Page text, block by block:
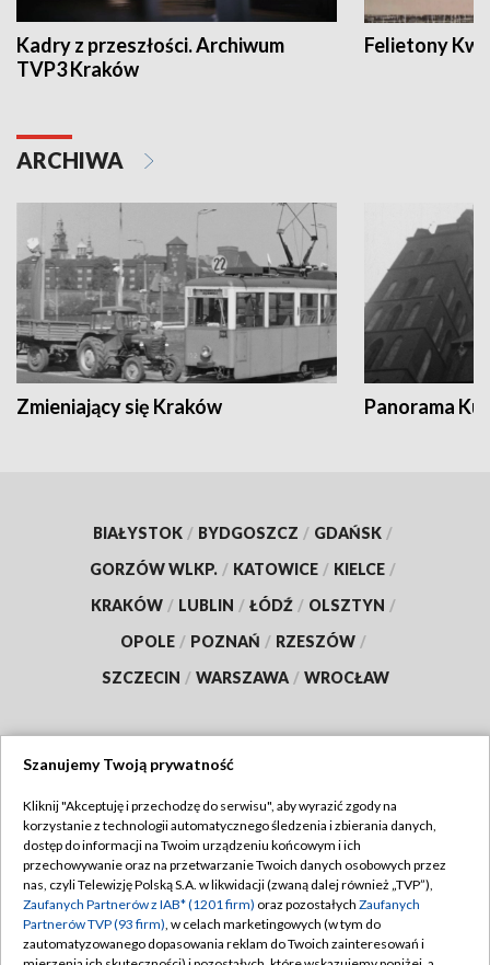
Kadry z przeszłości. Archiwum
TVP3 Kraków
Felietony
ARCHIWA
Zmieniający się Kraków Panorama
BIAŁYSTOK / BYDGOSZCZ / GDAŃSK /
GORZÓW WLKP. / KATOWICE / KIELCE /
KRAKÓW / LUBLIN / ŁÓDŹ / OLSZTYN /
OPOLE / POZNAŃ / RZESZÓW /
SZCZECIN / WARSZAWA / WROCŁAW
TVP
Abonament TVP
Emisja w TVP
Centrum informacji TVP
Regulamin TVP
Polityka prywatności
Moje zgody
Szanujemy Twoją prywatność
Kliknij "Akceptuję i przechodzę do serwisu", aby wyrazić zgody na
korzystanie z technologii automatycznego śledzenia i zbierania danych,
dostęp do informacji na Twoim urządzeniu końcowym i ich
przechowywanie oraz na przetwarzanie Twoich danych osobowych przez
nas, czyli Telewizję Polską S.A. w likwidacji (zwaną dalej również „TVP”),
Zaufanych Partnerów z IAB* (1201 firm) oraz pozostałych Zaufanych
Partnerów TVP (93 firm), w celach marketingowych (w tym do
zautomatyzowanego dopasowania reklam do Twoich zainteresowań i